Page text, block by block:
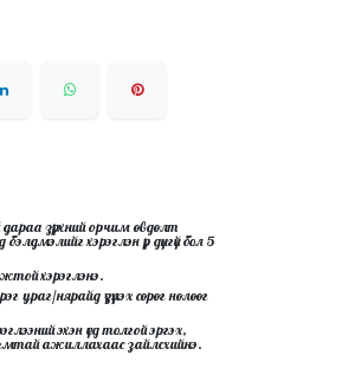
зүрхний орчим өвдөлт
хэрэглэн үр дүнгүй бол 5
хэрэглэнэ.
ураг/нярайд үзүүлэх сөрөг нөлөөг
эхэн үед толгой эргэх,
ажиллахаас зайлсхийнэ.